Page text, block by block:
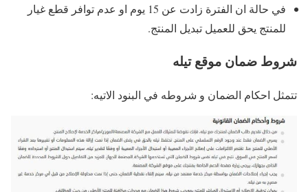
في حالة ان الفترة زادت عن 15 يوم او عدم توافر قطع غيار
للمنتج يحق للعميل تبديل المنتج.
شروط ضمان موقع تيله
تتمثل احكام الضمان و شروطه في البنود الاتيه: